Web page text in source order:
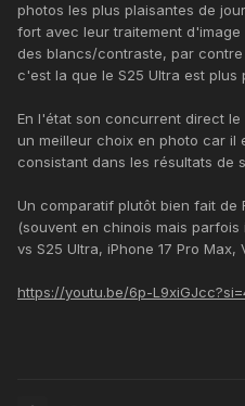
photos les plus plaisantes de
fort avec leur traitement
des blancs/contraste, par
c'est la que le S25 Ultra est plus
En l'état son concurrent direct
un meilleur choix en photo car il
consistant dans les résultats de
Un comparatif plutôt bien fait de
(souvent en chinois mais
vs S25 Ultra, iPhone 17 Pro Max,
https://youtu.be/6p-